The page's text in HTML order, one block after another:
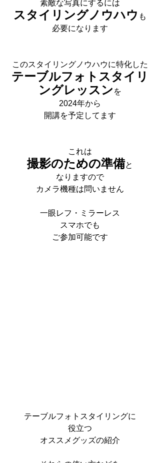
素敵な写真にするには
スタイリングノウハウ も
必要になります
このスタイリングノウハウに特化した
テーブルフォトスタイリ
ングレッスン を
2024年から
開講を予定してます
これは
撮影のための準備と
なりますので
カメラ機種は問いません
一眼レフ・ミラーレス
スマホでも
ご参加可能です
テーブルフォトスタイリングに
役立つ
オススメグッズの紹介